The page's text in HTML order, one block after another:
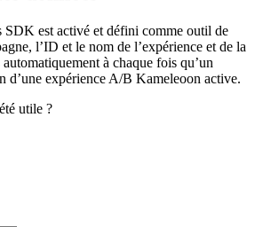
SDK est activé et défini comme outil de
l’ID et le nom de l’expérience et de la
à chaque fois qu’un
d’une expérience A/B Kameleoon active.
utile ?